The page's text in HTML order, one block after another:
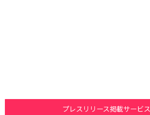
プレスリリース掲載サービス